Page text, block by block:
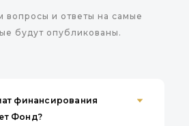
итогов
визита стала
для финансирования
проектов,
вопросы и ответы на самые
будут опубликованы.
финансирования
Фонд?